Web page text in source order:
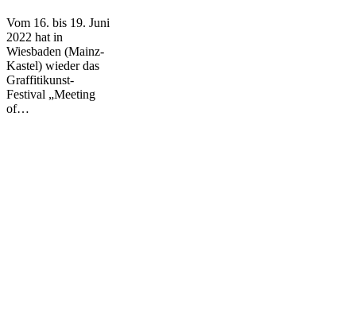
Montanari
Vom 16. bis 19. Juni
2022 hat in
Wiesbaden (Mainz-
Kastel) wieder das
Graffitikunst-
Festival „Meeting
of…